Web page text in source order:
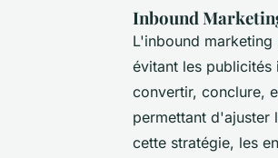
Inbound
L'inbound
évitant les publicités
convertir, conclure,
permettant d'ajuster
cette stratégie, les